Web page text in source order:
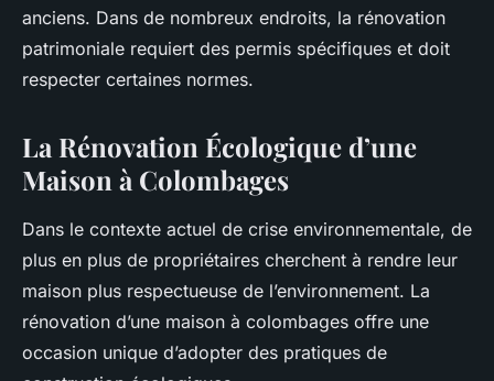
anciens. Dans de nombreux endroits, la rénovation
patrimoniale requiert des permis spécifiques et doit
respecter certaines normes.
La Rénovation Écologique d’une
Maison à Colombages
Dans le contexte actuel de crise environnementale, de
plus en plus de propriétaires cherchent à rendre leur
maison plus respectueuse de l’environnement. La
rénovation d’une maison à colombages offre une
occasion unique d’adopter des pratiques de